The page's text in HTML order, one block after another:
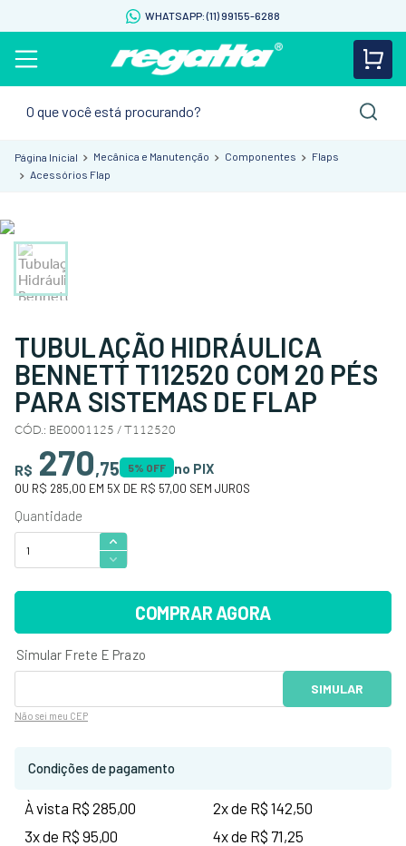
WHATSAPP: (11) 99155-6288
Mecânica e Manutenção Componentes
Flaps
Acessórios Flap
TUBULAÇÃO HIDRÁULICA
BENNETT T112520 COM 20 PÉS
PARA SISTEMAS DE FLAP
CÓD.: BE0001125 / T112520
R$ 270,75 5% OFF no PIX
OU R$ 285,00 EM 5X DE R$ 57,00 SEM JUROS
COMPRAR AGORA
Não sei meu CEP
Condições de pagamento
À vista R$ 285,00
2x de R$ 142,50
3x de R$ 95,00
4x de R$ 71,25